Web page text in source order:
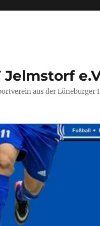
Jelmstorf
aus der Lüneburger